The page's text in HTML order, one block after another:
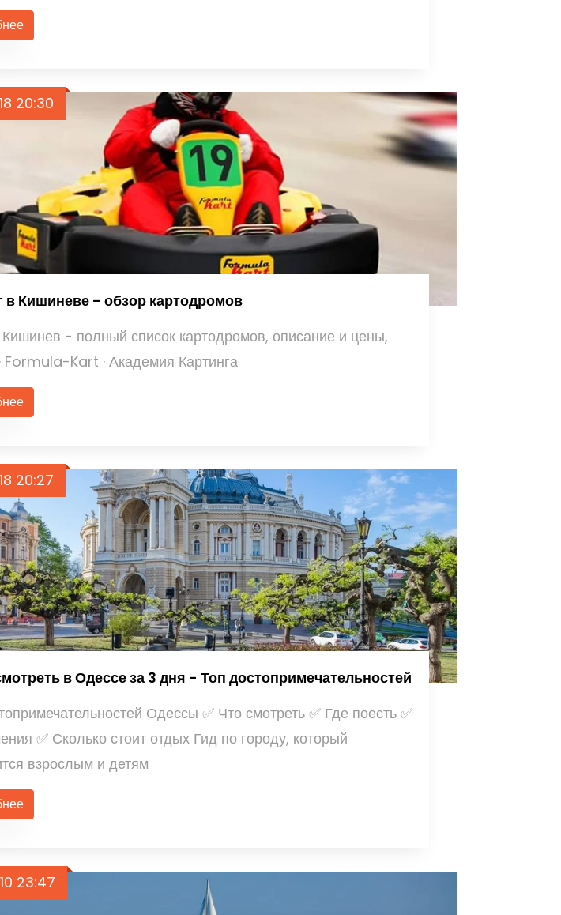
20:30
в Кишиневе - обзор картодромов
Кишинев - полный список картодромов, описание и цены,
Formula-Kart · Академия Картинга
20:27
в Одессе за 3 дня - Топ достопримечательностей
Одессы ✅ Что смотреть ✅ Где поесть ✅
✅ Сколько стоит отдых Гид по городу, который
взрослым и детям
23:47